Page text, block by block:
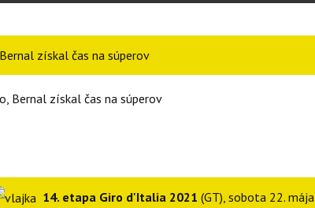
získal čas na súperov
14. etapa Giro d'Italia 2021 (GT), sobota 22. mája